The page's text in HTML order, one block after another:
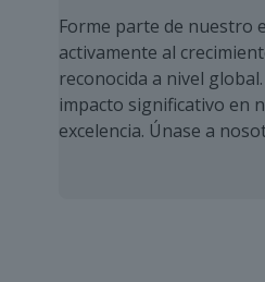
Forme parte de nuestro
activamente al
reconocida a nivel
impacto significativo en
excelencia. Únase a